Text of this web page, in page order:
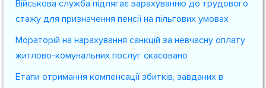
Військова служба підлягає зарахуванню до трудового
стажу для призначення пенсії на пільгових умовах
Мораторій на нарахування санкцій за невчасну оплату
житлово-комунальних послуг скасовано
Етапи отримання компенсації збитків, завданих в